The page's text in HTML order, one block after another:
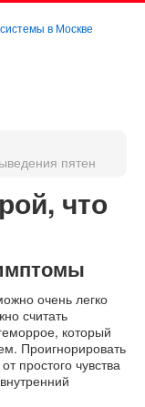
в Москве
пятен
что
очень легко
считать
который
Проигнорировать
простого чувства